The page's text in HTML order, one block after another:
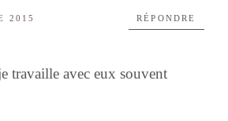
2015
travaille avec eux souvent
RÉPONDRE